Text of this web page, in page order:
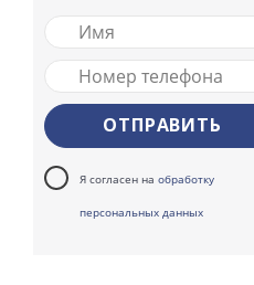
Я согласен на обработку
персональных данных